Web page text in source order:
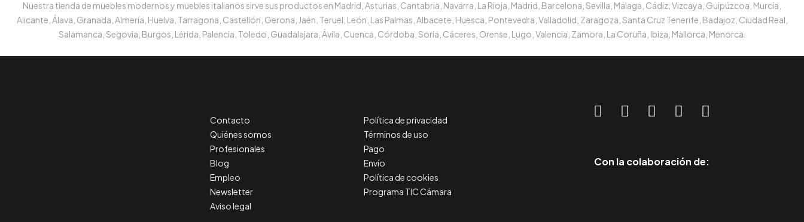
Nuestra tienda de muebles modernos y muebles italianos sirve sus productos en Madrid, Asturias, Cantabria, Navarra, La Rioja, Madrid, Barcelona, Sevilla, Málaga, Cádiz, Vizcaya, Guipúzcoa, Murcia,
Alicante, Álava, Granada, Almería, Huelva, Tarragona, Castellón, Gerona, Jaén, Teruel, León, Las Palmas, Albacete, Huesca, Pontevedra, Valladolid, Zaragoza, Santa Cruz Tenerife, Badajoz, Ciudad Real,
Salamanca, Segovia, Burgos, Lérida, Palencia, Toledo, Guadalajara, Ávila, Cuenca, Córdoba, Soria, Cáceres, Orense, Lugo, Valencia, Zamora, La Coruña, Ibiza, Mallorca, Menorca.
Contacto
Quiénes somos
Profesionales
Blog
Empleo
Newsletter
Aviso legal
Política de privacidad
Términos de uso
Pago
Envío
Política de cookies
Programa TIC Cámara
Con la colaboración de: